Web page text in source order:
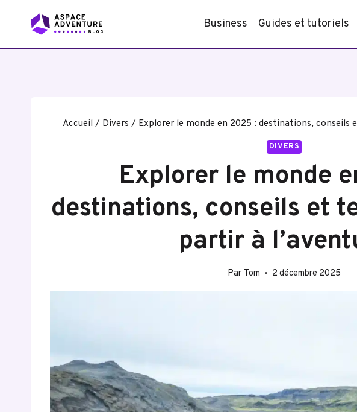
Business Guides et tutoriels
Accueil / Divers / Explorer le monde en 2025 : destinations, conseils
DIVERS
Explorer le monde
destinations, conseils et
partir à
Par Tom 2 décembre 2025